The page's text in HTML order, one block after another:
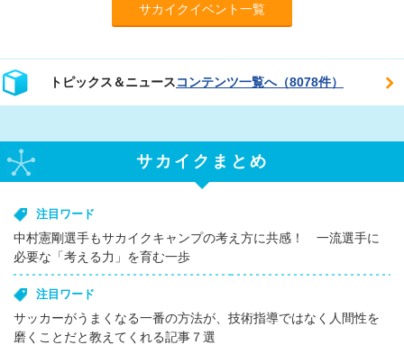
サカイクイベント一覧
トピックス＆ニュースコンテンツ一覧へ（8078件）
サカイクまとめ
注目ワード
中村憲剛選手もサカイクキャンプの考え方に共感！ 一流選手に
必要な「考える力」を育む一歩
注目ワード
サッカーがうまくなる一番の方法が、技術指導ではなく人間性を
磨くことだと教えてくれる記事７選